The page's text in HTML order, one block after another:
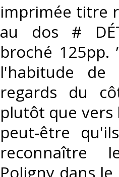
imprimée titre
au dos #
broché 125pp.
l'habitude de
regards du
plutôt que vers
peut-être
reconnaître
Poligny dans